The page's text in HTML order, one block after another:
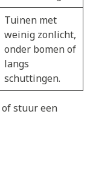
Tuinen met
weinig zonlicht,
onder bomen of
langs
schuttingen.
of stuur een